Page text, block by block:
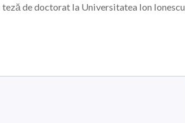
de doctorat la Universitatea Ion Ionescu